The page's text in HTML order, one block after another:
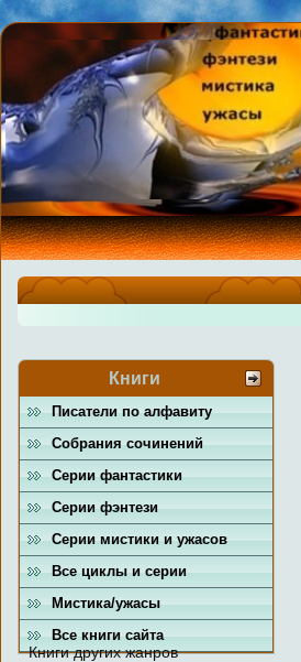
Книги
Писатели по алфавиту
Собрания сочинений
Серии фантастики
Серии фэнтези
Серии мистики и ужасов
Все циклы и серии
Мистика/ужасы
Все книги сайта
Книги других жанров